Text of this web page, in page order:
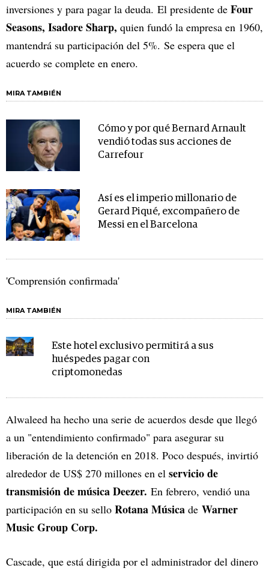
inversiones y para pagar la deuda. El presidente de Four
Seasons, Isadore Sharp, quien fundó la empresa en 1960,
mantendrá su participación del 5%. Se espera que el
acuerdo se complete en enero.
MIRA TAMBIÉN
Cómo y por qué Bernard Arnault
vendió todas sus acciones de
Carrefour
Así es el imperio millonario de
Gerard Piqué, excompañero de
Messi en el Barcelona
'Comprensión confirmada'
MIRA TAMBIÉN
Este hotel exclusivo permitirá a sus
huéspedes pagar con
criptomonedas
Alwaleed ha hecho una serie de acuerdos desde que llegó
a un "entendimiento confirmado" para asegurar su
liberación de la detención en 2018. Poco después, invirtió
alrededor de US$ 270 millones en el servicio de
transmisión de músicaDeezer. En febrero, vendió una
participación en su sello Rotana Música de Warner
Music Group Corp.
Cascade, que está dirigida por el administrador del dinero